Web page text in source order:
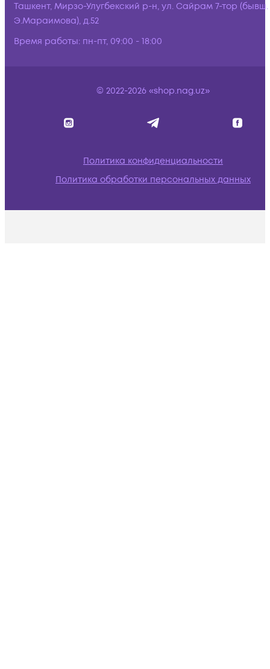
Ташкент, Мирзо-Улугбекский р-н, ул. Сайрам 7-тор (бывш.
Э.Мараимова), д.52
Время работы: пн-пт, 09:00 - 18:00
© 2022-2026 «shop.nag.uz»
Политика конфиденциальности
Политика обработки персональных данных